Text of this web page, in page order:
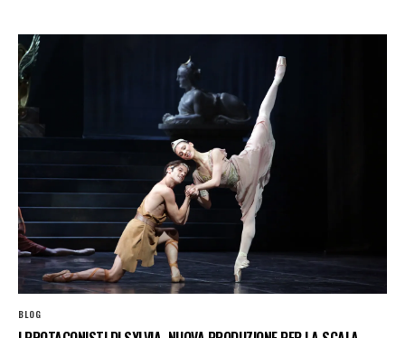
BLOG